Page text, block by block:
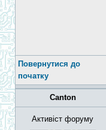
Повернутися до
початку
Canton
Активіст форуму